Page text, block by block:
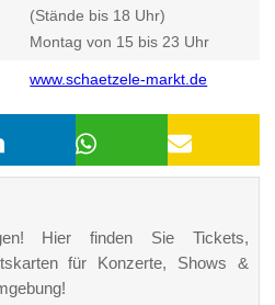
(Stände bis 18 Uhr)
Montag von 15 bis 23 Uhr
www.schaetzele-markt.de
Hier finden Sie Tickets,
für Konzerte, Shows &